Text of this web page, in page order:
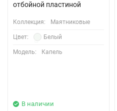
отбойной пластиной
Коллекция: Маятниковые
Цвет: Белый
Модель: Капель
В наличии